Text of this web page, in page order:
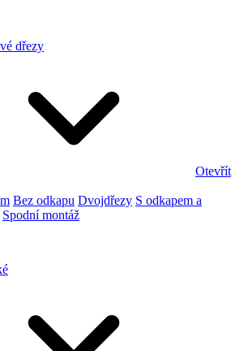
dřezy
Otevřít
Bez odkapu Dvojdřezy S odkapem a
Spodní montáž